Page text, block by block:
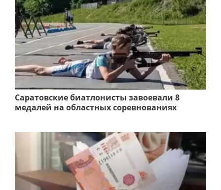
Саратовские биатлонисты завоевали 8
медалей на областных соревнованиях